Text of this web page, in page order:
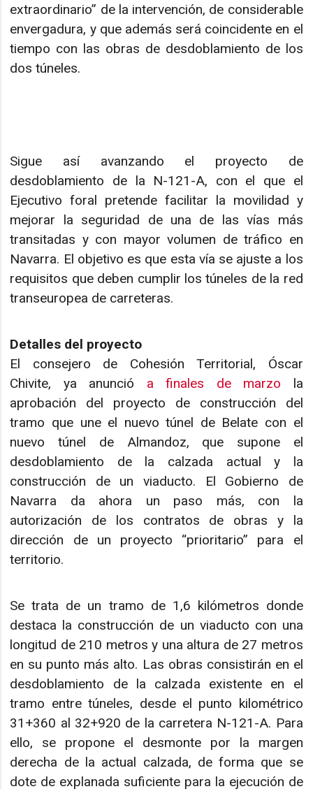
extraordinario” de la intervención, de considerable
envergadura, y que además será coincidente en el
tiempo con las obras de desdoblamiento de los
dos túneles.
Sigue así avanzando el proyecto de
desdoblamiento de la N-121-A, con el que el
Ejecutivo foral pretende facilitar la movilidad y
mejorar la seguridad de una de las vías más
transitadas y con mayor volumen de tráfico en
Navarra. El objetivo es que esta vía se ajuste a los
requisitos que deben cumplir los túneles de la red
transeuropea de carreteras.
Detalles del proyecto
El consejero de Cohesión Territorial, Óscar
Chivite, ya anunció a finales de marzo la
aprobación del proyecto de construcción del
tramo que une el nuevo túnel de Belate con el
nuevo túnel de Almandoz, que supone el
desdoblamiento de la calzada actual y la
construcción de un viaducto. El Gobierno de
Navarra da ahora un paso más, con la
autorización de los contratos de obras y la
dirección de un proyecto “prioritario” para el
territorio.
Se trata de un tramo de 1,6 kilómetros donde
destaca la construcción de un viaducto con una
longitud de 210 metros y una altura de 27 metros
en su punto más alto. Las obras consistirán en el
desdoblamiento de la calzada existente en el
tramo entre túneles, desde el punto kilométrico
31+360 al 32+920 de la carretera N-121-A. Para
ello, se propone el desmonte por la margen
derecha de la actual calzada, de forma que se
dote de explanada suficiente para la ejecución de